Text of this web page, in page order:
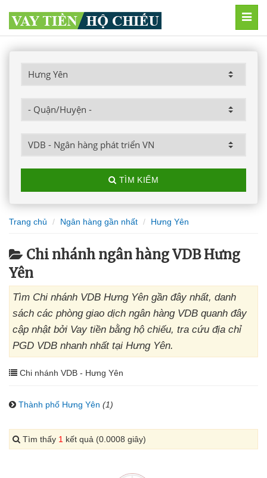
TÌM KIẾM
Trang chủ Ngân hàng gần nhất Hưng Yên
Chi nhánh ngân hàng VDB Hưng
Yên
Tìm Chi nhánh VDB Hưng Yên gần đây nhất, danh
sách các phòng giao dịch ngân hàng VDB quanh đây
cập nhật bởi Vay tiền bằng hộ chiếu, tra cứu địa chỉ
PGD VDB nhanh nhất tại Hưng Yên.
Chi nhánh VDB - Hưng Yên
Thành phố Hưng Yên (1)
Tìm thấy 1 kết quả (0.0008 giây)